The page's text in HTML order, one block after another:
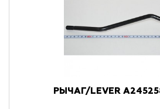
РЫЧАГ/LEVER